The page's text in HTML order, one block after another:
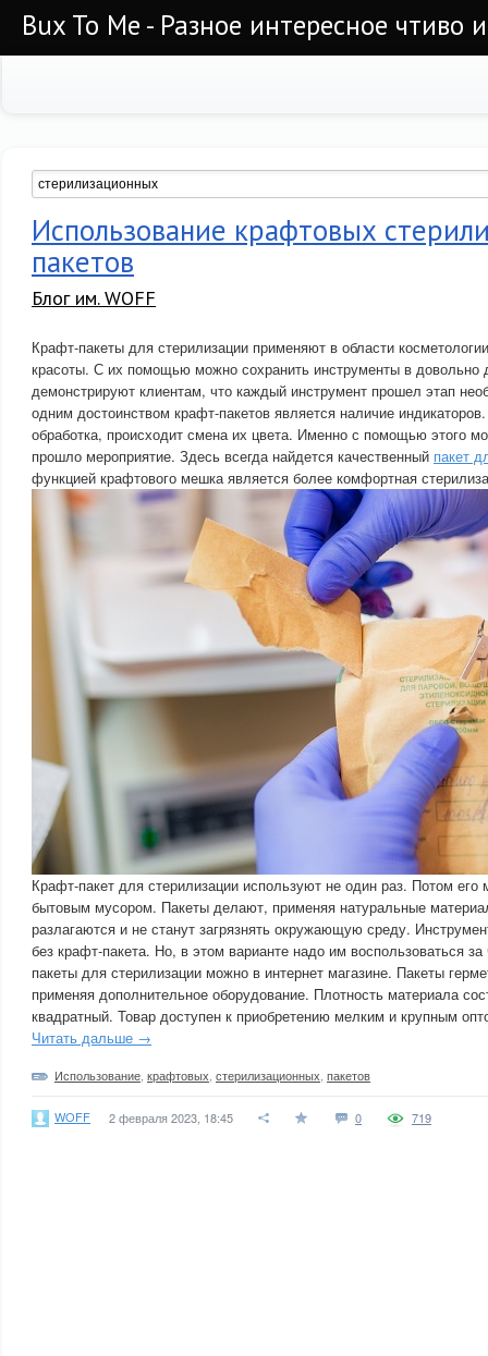
Bux To Me - Разное интересное чтиво
Использование крафтовых
пакетов
Блог им. WOFF
Крафт-пакеты для стерилизации применяют в области
красоты. С их помощью можно сохранить инструменты в довольно
демонстрируют клиентам, что каждый инструмент прошел этап
одним достоинством крафт-пакетов является наличие
обработка, происходит смена их цвета. Именно с помощью этого
прошло мероприятие. Здесь всегда найдется качественный пакет
функцией крафтового мешка является более комфортная
Крафт-пакет для стерилизации используют не один раз. Потом его
бытовым мусором. Пакеты делают, применяя натуральные
разлагаются и не станут загрязнять окружающую среду.
без крафт-пакета. Но, в этом варианте надо им воспользоваться
пакеты для стерилизации можно в интернет магазине. Пакеты
применяя дополнительное оборудование. Плотность материала
квадратный. Товар доступен к приобретению мелким и крупным
Читать дальше →
Использование крафтовых стерилизационных пакетов
WOFF 2 февраля 2023, 18:45 0 719